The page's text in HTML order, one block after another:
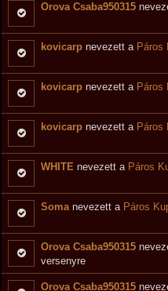
Orova Csaba950315
kovicarp nevezett a Páros
kovicarp nevezett a Páros
kovicarp nevezett a Páros
WHITE nevezett a Páros
Somanevezett a Páros
Orova Csaba950315
versenyre
Orova Csaba950315